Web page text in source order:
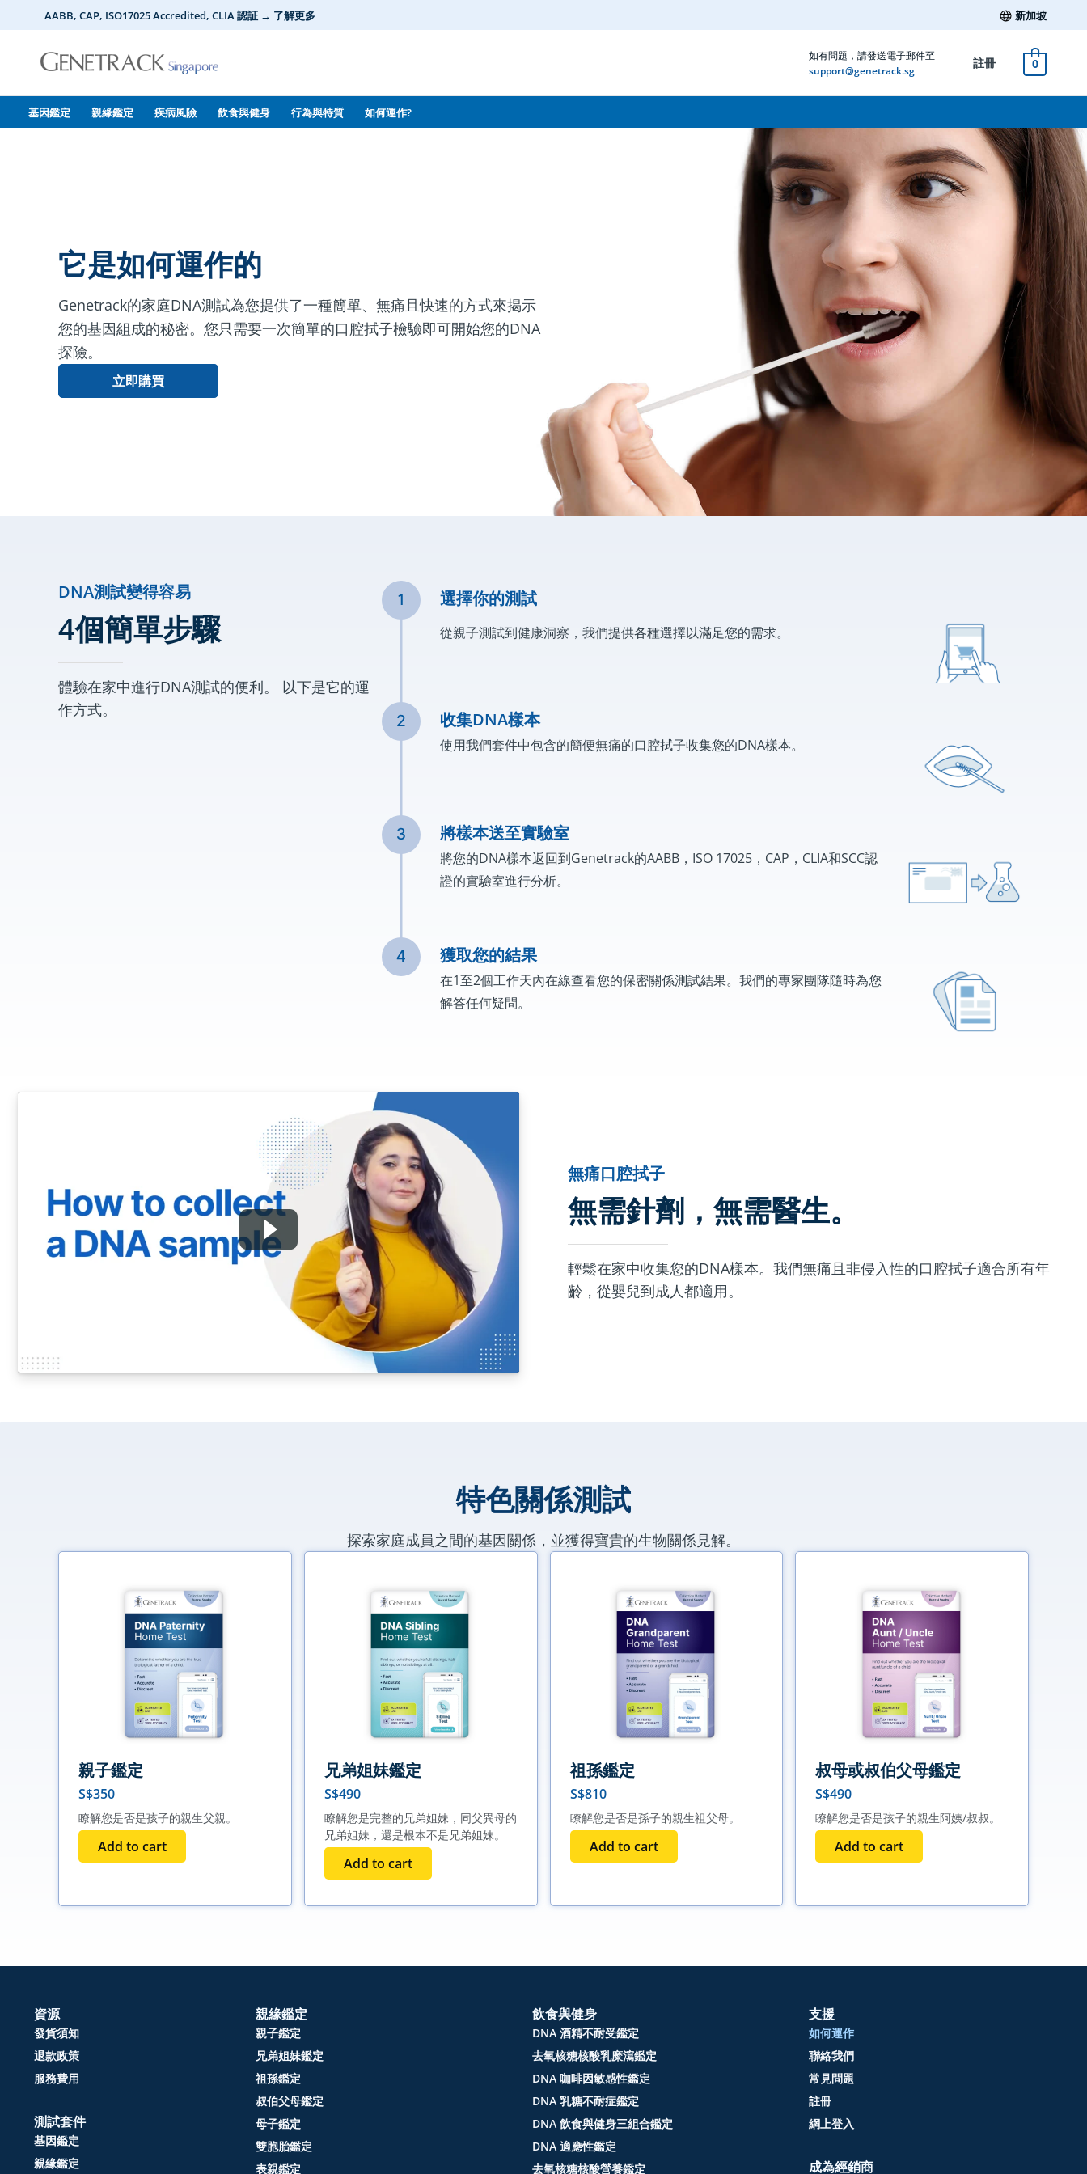
to
content
AABB, CAP, ISO17025 Accredited, CLIA 認証 → 了解更多 新加坡
如有問題，請發送電子郵件至
support@genetrack.sg
註冊 0
基因鑑定 親緣鑑定 疾病風險 飲食與健身 行為與特質 如何運作?
它是如何運作的
Genetrack的家庭DNA測試為您提供了一種簡單、無痛且快速的方式來揭示
您的基因組成的秘密。您只需要一次簡單的口腔拭子檢驗即可開始您的DNA
探險。
立即購買
DNA測試變得容易
4個簡單步驟
體驗在家中進行DNA測試的便利。 以下是它的運
作方式。
選擇你的測試
從親子測試到健康洞察，我們提供各種選擇以滿足您的需求。
收集DNA樣本
使用我們套件中包含的簡便無痛的口腔拭子收集您的DNA樣本。
將樣本送至實驗室
將您的DNA樣本返回到Genetrack的AABB，ISO 17025，CAP，CLIA和SCC認
證的實驗室進行分析。
獲取您的結果
在1至2個工作天內在線查看您的保密關係測試結果。我們的專家團隊隨時為您
解答任何疑問。
無痛口腔拭子
無需針劑，無需醫生。
輕鬆在家中收集您的DNA樣本。我們無痛且非侵入性的口腔拭子適合所有年
齡，從嬰兒到成人都適用。
特色關係測試
探索家庭成員之間的基因關係，並獲得寶貴的生物關係見解。
親子鑑定
S$350
瞭解您是否是孩子的親生父親。
Add to cart
兄弟姐妹鑑定
S$490
瞭解您是完整的兄弟姐妹，同父異母的
兄弟姐妹，還是根本不是兄弟姐妹。
Add to cart
祖孫鑑定
S$810
瞭解您是否是孫子的親生祖父母。
Add to cart
叔母或叔伯父母鑑定
S$490
瞭解您是否是孩子的親生阿姨/叔叔。
Add to cart
資源
發貨須知
退款政策
服務費用
測試套件
基因鑑定
親緣鑑定
親緣鑑定
親子鑑定
兄弟姐妹鑑定
祖孫鑑定
叔伯父母鑑定
母子鑑定
雙胞胎鑑定
表親鑑定
飲食與健身
DNA 酒精不耐受鑑定
去氧核糖核酸乳糜瀉鑑定
DNA 咖啡因敏感性鑑定
DNA 乳糖不耐症鑑定
DNA 飲食與健身三組合鑑定
DNA 適應性鑑定
去氧核糖核酸營養鑑定
支援
如何運作
聯絡我們
常見問題
註冊
網上登入
成為經銷商